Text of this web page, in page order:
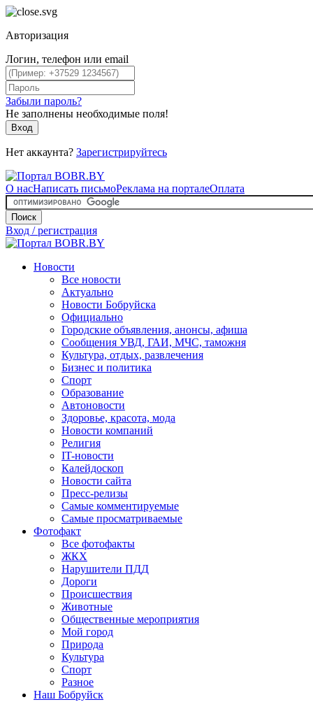
Авторизация
Логин, телефон или email
Забыли пароль?
Не заполнены необходимые поля!
Вход
Нет аккаунта? Зарегистрируйтесь
О насНаписать письмоРеклама на порталеОплата
Поиск
Вход / регистрация
Новости
Все новости
Актуально
Новости Бобруйска
Официально
Городские объявления, анонсы, афиша
Сообщения УВД, ГАИ, МЧС, таможня
Культура, отдых, развлечения
Бизнес и политика
Спорт
Образование
Автоновости
Здоровье, красота, мода
Новости компаний
Религия
IT-новости
Калейдоскоп
Новости сайта
Пресс-релизы
Самые комментируемые
Самые просматриваемые
Фотофакт
Все фотофакты
ЖКХ
Нарушители ПДД
Дороги
Происшествия
Животные
Общественные мероприятия
Мой город
Природа
Культура
Спорт
Разное
Наш Бобруйск